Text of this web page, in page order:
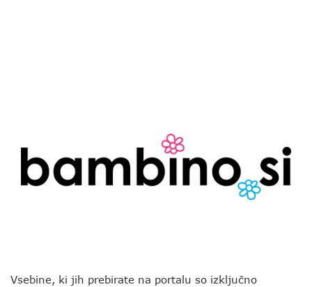
Vsebine, ki jih prebirate na portalu so izključno